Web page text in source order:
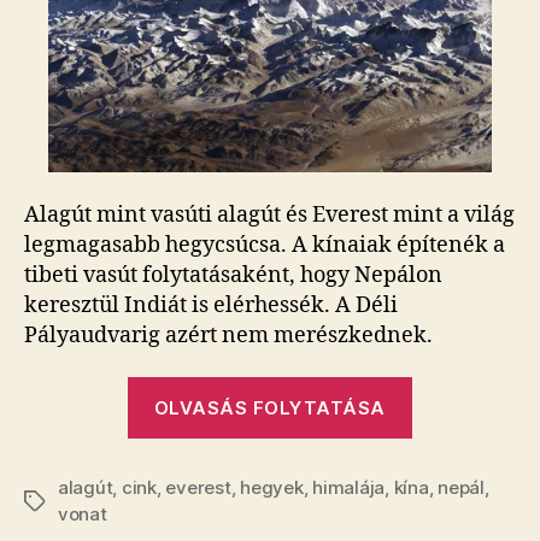
Everest
alatt
is
alagút
épülhet
bejegyzéshez
Alagút mint vasúti alagút és Everest mint a világ
legmagasabb hegycsúcsa. A kínaiak építenék a
tibeti vasút folytatásaként, hogy Nepálon
keresztül Indiát is elérhessék. A Déli
Pályaudvarig azért nem merészkednek.
OLVASÁS FOLYTATÁSA
után
Címkék
alagút, cink, everest, hegyek, himalája, kína, nepál,
vonat